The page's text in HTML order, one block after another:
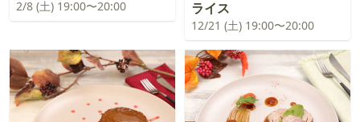
2/8 (土) 19:00〜20:00
ライス
12/21 (土) 19:00〜20:00